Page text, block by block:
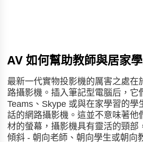
AV 如何幫助教師與居家
最新一代實物投影機的厲害之處在
路攝影機。插入筆記型電腦后，它
Teams、Skype 或與在家學習的學
話的網路攝影機。這並不意味著他
材的螢幕，攝影機具有靈活的頸部
傾斜 - 朝向老師、朝向學生或朝向